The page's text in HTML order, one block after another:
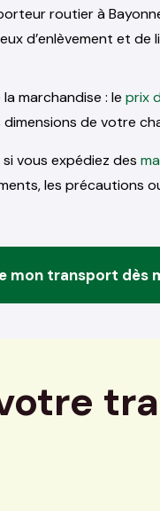
routier à
d’enlèvement et
marchandise : le prix
de votre
vous expédiez des
les précautions
mon transport dès